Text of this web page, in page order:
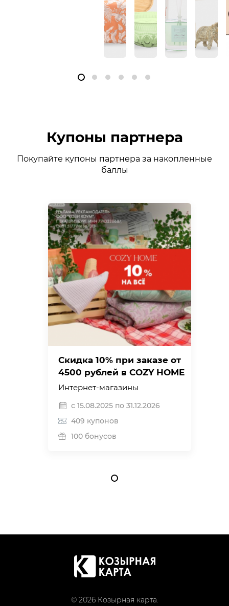
Купоны партнера
Покупайте купоны партнера за накопленные
баллы
Скидка 10% при заказе от
4500 рублей в COZY HOME
Интернет-магазины
с 15.08.2025 по 31.12.2026
409 купонов
100 бонусов
© 2026 Козырная карта.